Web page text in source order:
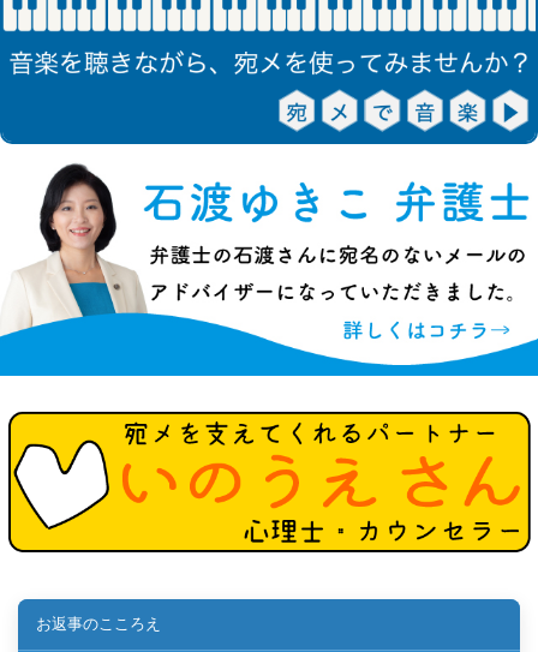
お返事のこころえ